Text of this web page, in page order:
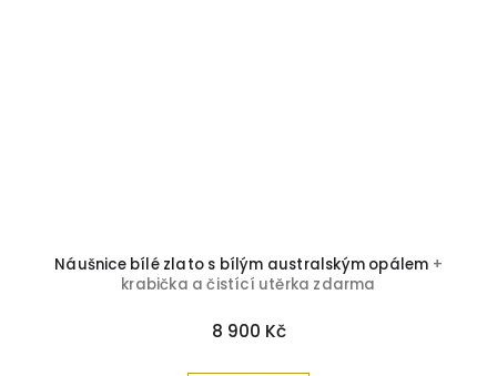
Náušnice bílé zlato s bílým australským opálem +
krabička a čistící utěrka zdarma
8 900 Kč